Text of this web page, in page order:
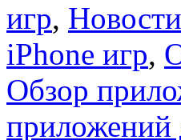
игр,
iPhone игр,
Обзор
приложений